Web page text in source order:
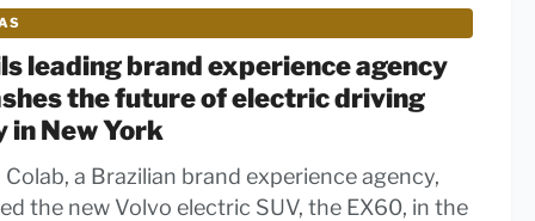
leading brand experience agency
the future of electric driving
in New York
Colab, a Brazilian brand experience agency,
the new Volvo electric SUV, the EX60, in the